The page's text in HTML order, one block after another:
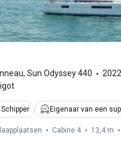
, Sun Odyssey 440
2022
Eigenaar van een
Cabine 4 13,4 m